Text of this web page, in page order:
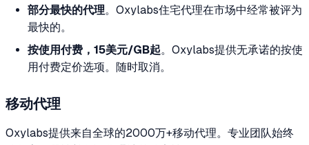
部分最快的代理。Oxylabs住宅代理在市场中经常被评为
最快的。
按使用付费，15美元/GB起。Oxylabs提供无承诺的按使
用付费定价选项。随时取消。
移动代理
Oxylabs提供来自全球的2000万+移动代理。专业团队始终